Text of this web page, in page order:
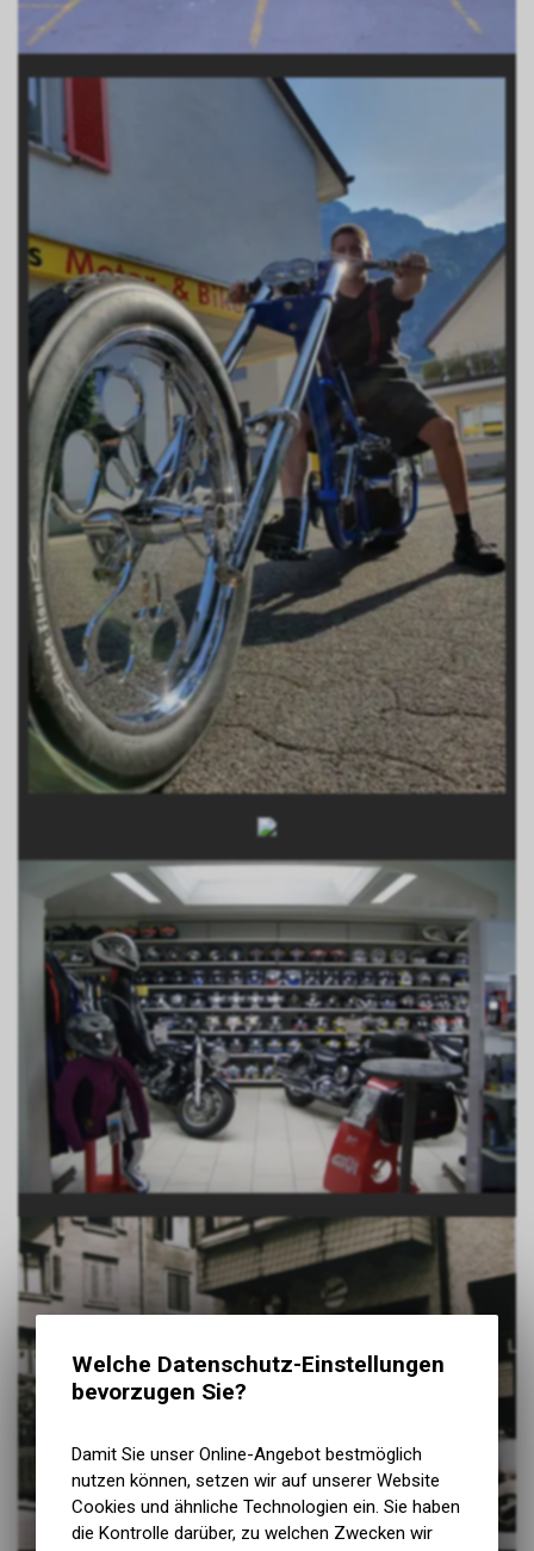
Welche Datenschutz-Einstellungen
bevorzugen Sie?
Damit Sie unser Online-Angebot bestmöglich
nutzen können, setzen wir auf unserer Website
Cookies und ähnliche Technologien ein. Sie haben
die Kontrolle darüber, zu welchen Zwecken wir